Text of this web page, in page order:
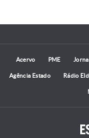
Acervo PME
Agência Estado Rádio